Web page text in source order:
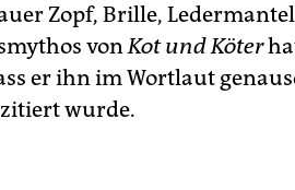
Zopf, Brille,
vonKot und Köter
er ihn im Wortlaut
wurde.